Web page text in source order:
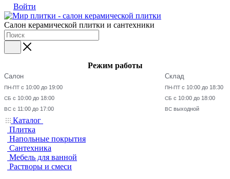
Войти
Салон керамической плитки и сантехники
Режим работы
Салон
ПН-ПТ с 10:00 до 19:00
СБ с 10:00 до 18:00
ВС с 11:00 до 17:00
Склад
ПН-ПТ с 10:00 до 18:30
СБ с 10:00 до 18:00
ВС выходной
Каталог
Плитка
Напольные покрытия
Сантехника
Мебель для ванной
Растворы и смеси